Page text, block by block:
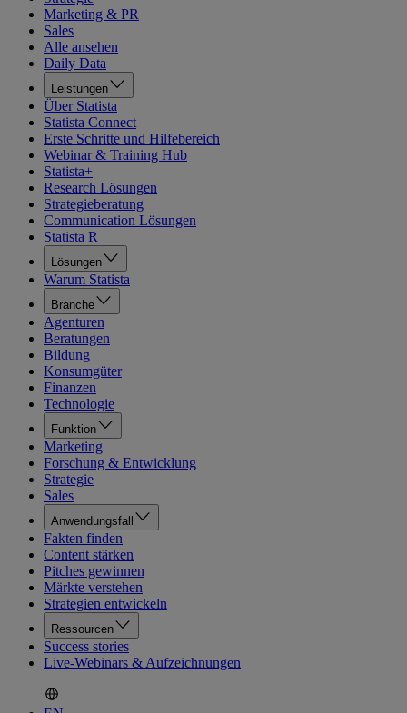
Marketing & PR
Sales
Alle ansehen
Daily Data
Leistungen
Über Statista
Statista Connect
Erste Schritte und Hilfebereich
Webinar & Training Hub
Statista+
Research Lösungen
Strategieberatung
Communication Lösungen
Statista R
Lösungen
Warum Statista
Branche
Agenturen
Beratungen
Bildung
Konsumgüter
Finanzen
Technologie
Funktion
Marketing
Forschung & Entwicklung
Strategie
Sales
Anwendungsfall
Fakten finden
Content stärken
Pitches gewinnen
Märkte verstehen
Strategien entwickeln
Ressourcen
Success stories
Live-Webinars & Aufzeichnungen